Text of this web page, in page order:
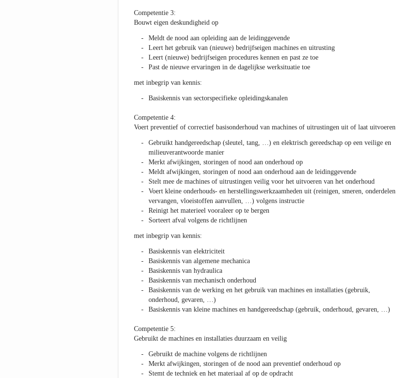
Competentie 3:
Bouwt eigen deskundigheid op
Meldt de nood aan opleiding aan de leidinggevende
Leert het gebruik van (nieuwe) bedrijfseigen machines en uitrusting
Leert (nieuwe) bedrijfseigen procedures kennen en past ze toe
Past de nieuwe ervaringen in de dagelijkse werksituatie toe
met inbegrip van kennis:
Basiskennis van sectorspecifieke opleidingskanalen
Competentie 4:
Voert preventief of correctief basisonderhoud van machines of uitrustingen uit of laat uitvoeren
Gebruikt handgereedschap (sleutel, tang, …) en elektrisch gereedschap op een veilige en
milieuverantwoorde manier
Merkt afwijkingen, storingen of nood aan onderhoud op
Meldt afwijkingen, storingen of nood aan onderhoud aan de leidinggevende
Stelt mee de machines of uitrustingen veilig voor het uitvoeren van het onderhoud
Voert kleine onderhouds- en herstellingswerkzaamheden uit (reinigen, smeren, onderdelen
vervangen, vloeistoffen aanvullen, …) volgens instructie
Reinigt het materieel vooraleer op te bergen
Sorteert afval volgens de richtlijnen
met inbegrip van kennis:
Basiskennis van elektriciteit
Basiskennis van algemene mechanica
Basiskennis van hydraulica
Basiskennis van mechanisch onderhoud
Basiskennis van de werking en het gebruik van machines en installaties (gebruik,
onderhoud, gevaren, …)
Basiskennis van kleine machines en handgereedschap (gebruik, onderhoud, gevaren, …)
Competentie 5:
Gebruikt de machines en installaties duurzaam en veilig
Gebruikt de machine volgens de richtlijnen
Merkt afwijkingen, storingen of de nood aan preventief onderhoud op
Stemt de techniek en het materiaal af op de opdracht